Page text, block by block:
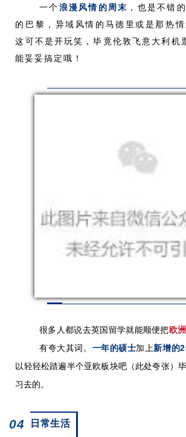
一个浪漫风情的周末 ，也是不错
的巴黎，异域风情的马德里或是那热情
这可不是开玩笑，毕竟伦敦飞意大利机
能妥妥搞定哦！
很多人都说去英国留学就能顺便把欧
有夸大其词。 一年的硕士加上新增的
以轻轻松踏遍半个亚欧板块吧（此处夸张）
习去的。
04 日常生活